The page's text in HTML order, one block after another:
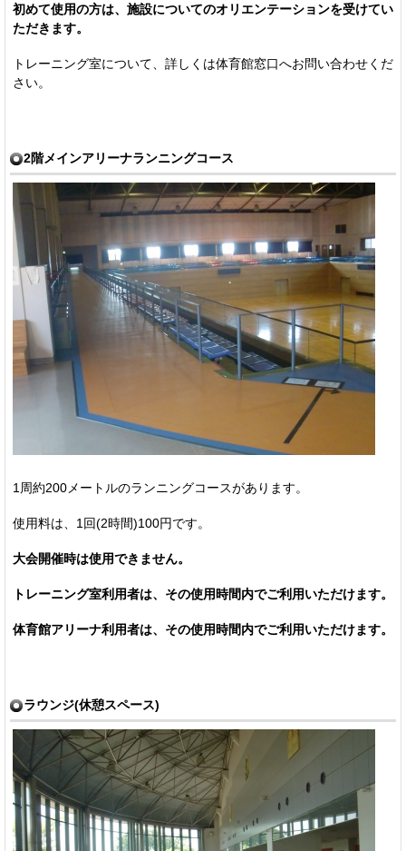
初めて使用の方は、施設についてのオリエンテーションを受けてい
ただきます。
トレーニング室について、詳しくは体育館窓口へお問い合わせくだ
さい。
2階メインアリーナランニングコース
1周約200メートルのランニングコースがあります。
使用料は、1回(2時間)100円です。
大会開催時は使用できません。
トレーニング室利用者は、その使用時間内でご利用いただけます。
体育館アリーナ利用者は、その使用時間内でご利用いただけます。
ラウンジ(休憩スペース)